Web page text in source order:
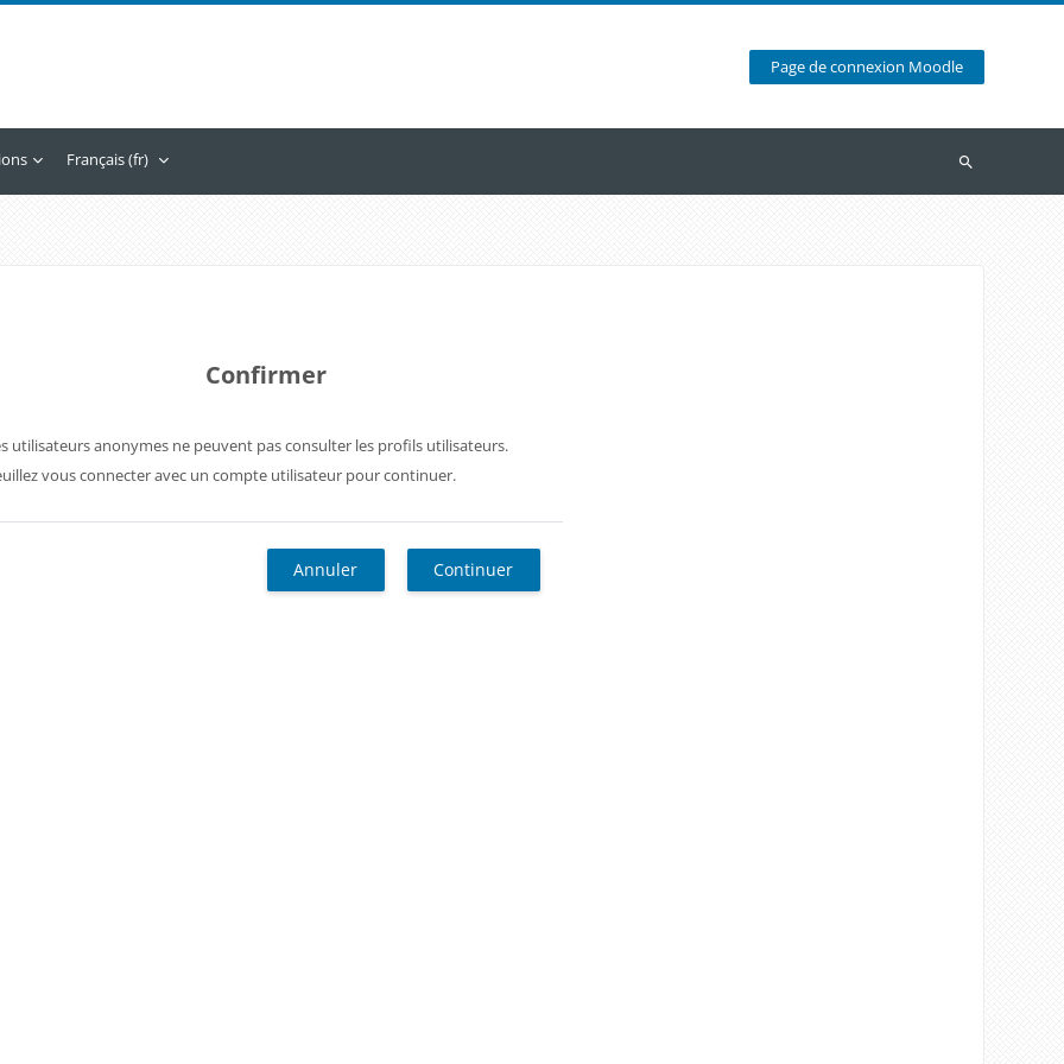
Page de connexion Moodle
Français ‎(fr)‎
Recherche
Confirmer
utilisateurs anonymes ne peuvent pas consulter les profils utilisateurs.
vous connecter avec un compte utilisateur pour continuer.
Annuler Continuer